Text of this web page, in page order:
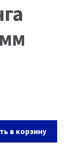
в корзину